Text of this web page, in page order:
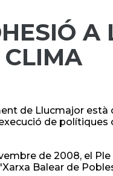
A
CLIMA
de Llucmajor
de
de 2008, el
Balear de